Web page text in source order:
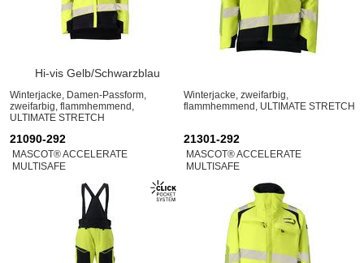
Hi-vis Gelb/Schwarzblau
Winterjacke, Damen-Passform,
zweifarbig, flammhemmend,
ULTIMATE STRETCH
Winterjacke, zweifarbig,
flammhemmend, ULTIMATE STRETCH
21090-292
MASCOT® ACCELERATE
MULTISAFE
21301-292
MASCOT® ACCELERATE
MULTISAFE